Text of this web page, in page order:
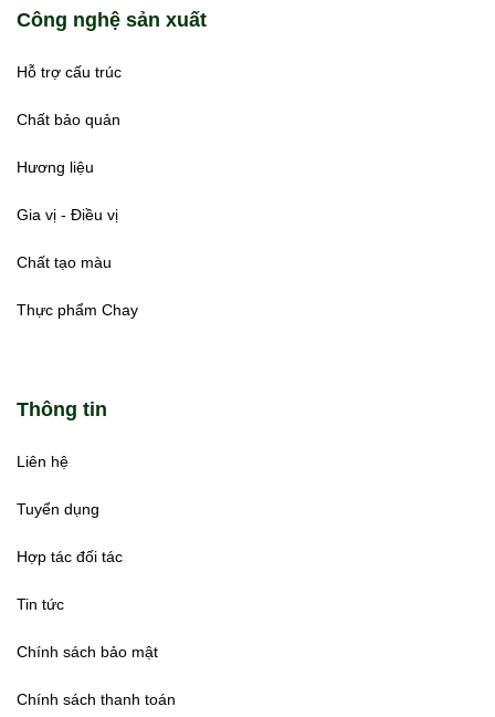
Công nghệ sản xuất
Hỗ trợ cấu trúc
Chất bảo quản
Hương liệu
Gia vị - Điều vị
Chất tạo màu
Thực phẩm Chay
Thông tin
Liên hệ
Tuyển dụng
Hợp tác đối tác
Tin tức
Chính sách bảo mật
Chính sách thanh toán